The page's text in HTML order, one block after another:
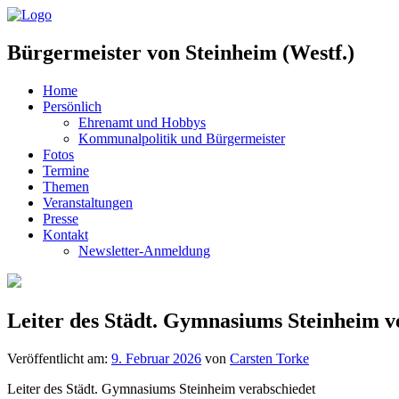
Bürgermeister von Steinheim (Westf.)
Home
Persönlich
Ehrenamt und Hobbys
Kommunalpolitik und Bürgermeister
Fotos
Termine
Themen
Veranstaltungen
Presse
Kontakt
Newsletter-Anmeldung
Leiter des Städt. Gymnasiums Steinheim
Veröffentlicht am: 9. Februar 2026 von Carsten Torke
Leiter des Städt. Gymnasiums Steinheim verabschiedet